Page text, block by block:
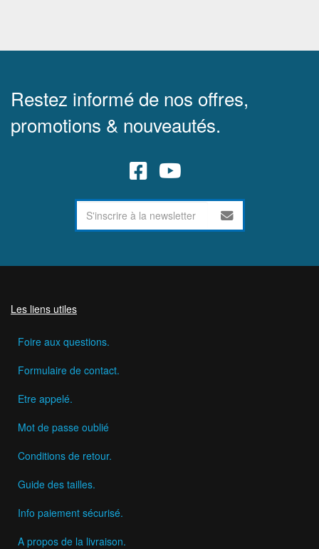
Restez informé de nos offres,
promotions & nouveautés.
Les liens utiles
Foire aux questions.
Formulaire de contact.
Etre appelé.
Mot de passe oublié
Conditions de retour.
Guide des tailles.
Info paiement sécurisé.
A propos de la livraison.